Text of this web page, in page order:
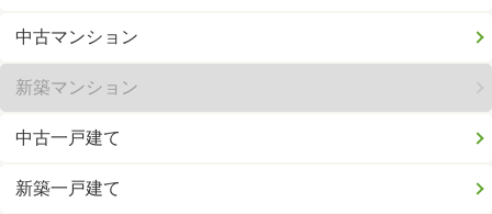
中古マンション
新築マンション
中古一戸建て
新築一戸建て